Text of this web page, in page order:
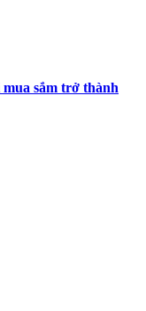
sắm trở thành